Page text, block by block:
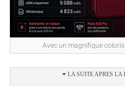
Avec un magnifique